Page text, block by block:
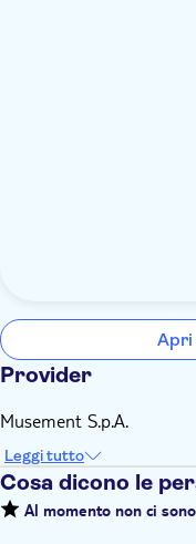
Apri
Provider
Musement S.p.A.
Leggi tutto
Cosa dicono le
Al momento non ci